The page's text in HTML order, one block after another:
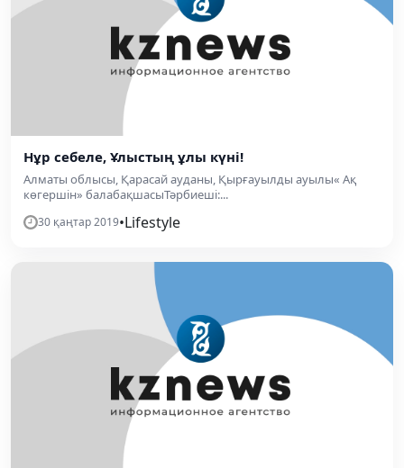
Нұр себеле, Ұлыстың ұлы күні!
Алматы облысы, Қарасай ауданы, Қырғауылды ауылы« Ақ
көгершін» балабақшасыТәрбиеші:...
30 қаңтар 2019•Lifestyle